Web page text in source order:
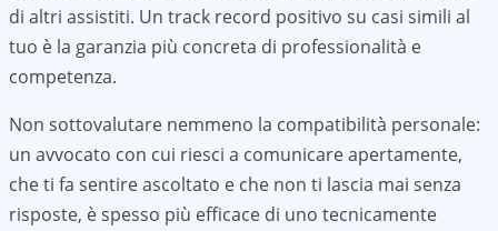
di altri assistiti. Un track record positivo su casi simili al
tuo è la garanzia più concreta di professionalità e
competenza.
Non sottovalutare nemmeno la compatibilità personale:
un avvocato con cui riesci a comunicare apertamente,
che ti fa sentire ascoltato e che non ti lascia mai senza
risposte, è spesso più efficace di uno tecnicamente